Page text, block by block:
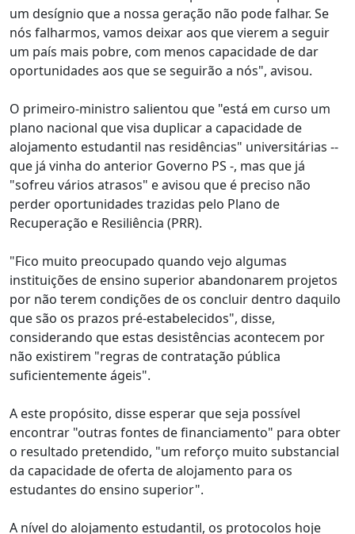
um desígnio que a nossa geração não pode falhar. Se
nós falharmos, vamos deixar aos que vierem a seguir
um país mais pobre, com menos capacidade de dar
oportunidades aos que se seguirão a nós", avisou.
O primeiro-ministro salientou que "está em curso um
plano nacional que visa duplicar a capacidade de
alojamento estudantil nas residências" universitárias --
que já vinha do anterior Governo PS -, mas que já
"sofreu vários atrasos" e avisou que é preciso não
perder oportunidades trazidas pelo Plano de
Recuperação e Resiliência (PRR).
"Fico muito preocupado quando vejo algumas
instituições de ensino superior abandonarem projetos
por não terem condições de os concluir dentro daquilo
que são os prazos pré-estabelecidos", disse,
considerando que estas desistências acontecem por
não existirem "regras de contratação pública
suficientemente ágeis".
A este propósito, disse esperar que seja possível
encontrar "outras fontes de financiamento" para obter
o resultado pretendido, "um reforço muito substancial
da capacidade de oferta de alojamento para os
estudantes do ensino superior".
A nível do alojamento estudantil, os protocolos hoje